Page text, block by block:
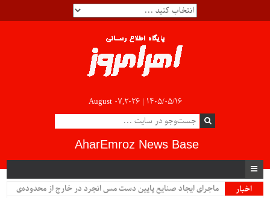
August 07,2026 | ۱۴۰۵/۰۵/۱۶
AharEmroz News Base
اخبار
ماجرای ایجاد صنایع پایین دست مس انجرد در خارج از محدوده‌ی